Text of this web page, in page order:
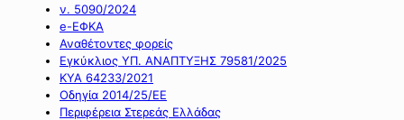
ν. 5090/2024
e-ΕΦΚΑ
Αναθέτοντες φορείς
Εγκύκλιος ΥΠ. ΑΝΑΠΤΥΞΗΣ 79581/2025
ΚΥΑ 64233/2021
Οδηγία 2014/25/ΕΕ
Περιφέρεια Στερεάς Ελλάδας